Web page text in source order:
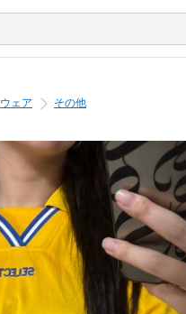
ウェア その他